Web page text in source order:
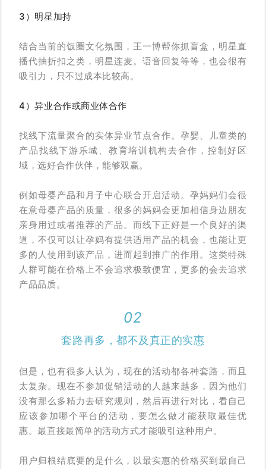
3）明星加持
结合当前的饭圈文化氛围，王一博帮你抓盲盒，明星直
播代抽折扣之类，明星连麦。语音回复等等，也会很有
吸引力，只不过成本比较高。
4）异业合作或商业体合作
找线下流量聚合的实体异业节点合作。孕婴、儿童类的
产品找线下游乐城、教育培训机构去合作，控制好区
域，选好合作伙伴，能够双赢。
例如母婴产品和月子中心联合开启活动。孕妈妈们会很
在意母婴产品的质量，很多的妈妈会更加相信身边朋友
亲身用过或者推荐的产品。而线下正好是一个良好的渠
道，不仅可以让孕妈有提供适用产品的机会，也能让更
多的人使用到该产品，进而起到推广的作用。这类特殊
人群可能在价格上不会追求极致便宜，更多的会去追求
产品品质。
02
套路再多，都不及真正的实惠
但是，也有很多人认为，现在的活动都各种套路，而且
太复杂。现在不参加促销活动的人越来越多，因为他们
没有那么多精力去研究规则，然后再进行对比，看自己
应该参加哪个平台的活动，要怎么做才能获取最佳优
惠。最直接最简单的活动方式才能吸引这种用户。
用户归根结底要的是什么，以最实惠的价格买到最自己